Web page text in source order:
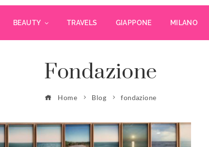
BEAUTY TRAVELS GIAPPONE MILANO
Fondazione
Home Blog fondazione